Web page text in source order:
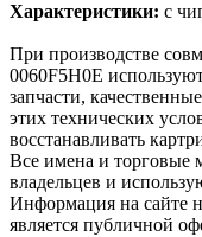
Характеристики: с
При производстве
0060F5H0E
запчасти,
этих технических
восстанавливать
Все имена и торговые
владельцев и
Информация на сайте
является публичной